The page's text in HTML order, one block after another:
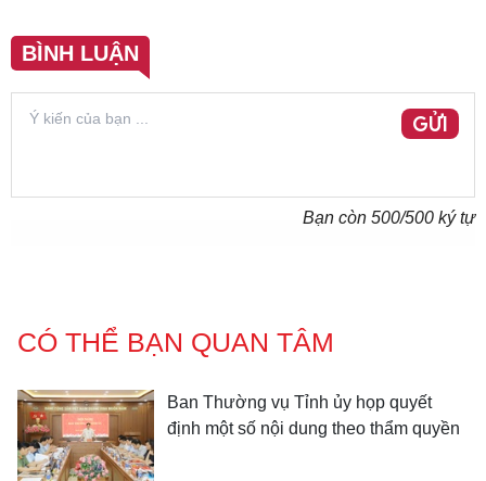
BÌNH LUẬN
GỬI
Bạn còn 500/500 ký tự
CÓ THỂ BẠN QUAN TÂM
Ban Thường vụ Tỉnh ủy họp quyết
định một số nội dung theo thẩm quyền